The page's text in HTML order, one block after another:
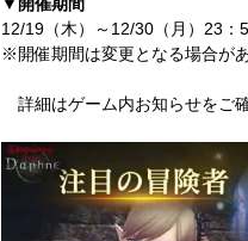
▼開催期間
12/19（木）～12/30（月）23：
※開催期間は変更となる場合があ
詳細はゲーム内お知らせをご確